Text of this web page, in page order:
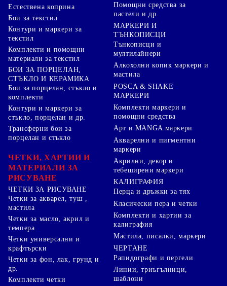
Естествена коприна
Бои за текстил
Контури и маркери за
текстил
Комплекти и помощни
материали за текстил
БОИ ЗА ПОРЦЕЛАН,
СТЪКЛО И КЕРАМИКА
Бои за порцелан, стъкло и
комплекти
Контури и маркери за
стъкло, порцелан и др.
Трансферни бои за
порцелан и стъкло
ЧЕТКИ, ХАРТИИ И
МАТЕРИАЛИ ЗА
РИСУВАНЕ
ЧЕТКИ ЗА РИСУВАНЕ
Четки за акварел, туш ,
мастила
Четки за масло, акрил и
темпера
Четки универсални и
крафтърски
Четки за фон, лак, грунд и
др.
Комплекти четки
Помощни средства за
пастели и др.
МАРКЕРИ И
ТЪНКОПИСЦИ
Тънкописци и
мултилайнери
Алкохолни копик маркери и
мастила
POSCA & SHAKE
МАРКЕРИ
Комплекти маркери и
помощни средства
Арт и MANGA маркери
Акварелни и пигментни
маркери
Акрилни, декор и
тебеширени маркери
КАЛИГРАФИЯ
Перца и дръжки за тях
Класически пера и четки
Комплекти и хартии за
калиграфия
Мастила, писалки, маркери
ЧЕРТАНЕ
Рапидографи и пергели
Линии, триъгълници,
шаблони